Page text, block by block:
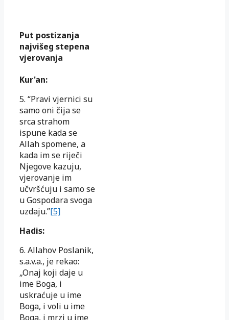
Put postizanja
najvišeg stepena
vjerovanja
Kur'an:
5. “Pravi vjernici su
samo oni čija se
srca strahom
ispune kada se
Allah spomene, a
kada im se riječi
Njegove kazuju,
vjerovanje im
učvršćuju i samo se
u Gospodara svoga
uzdaju.”[5]
Hadis:
6. Allahov Poslanik,
s.a.v.a., je rekao:
„Onaj koji daje u
ime Boga, i
uskraćuje u ime
Boga, i voli u ime
Boga, i mrzi u ime